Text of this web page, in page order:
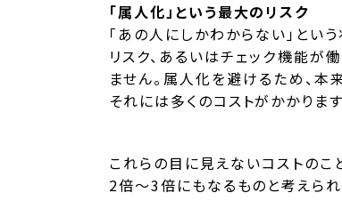
「属人化」という最大のリスク
「あの人にしかわからない」とい
リスク、あるいはチェック機能が
ません。属人化を避けるため、
それには多くのコストがかかります
これらの目に見えないコストのこ
2倍～3倍にもなるものと考えられ